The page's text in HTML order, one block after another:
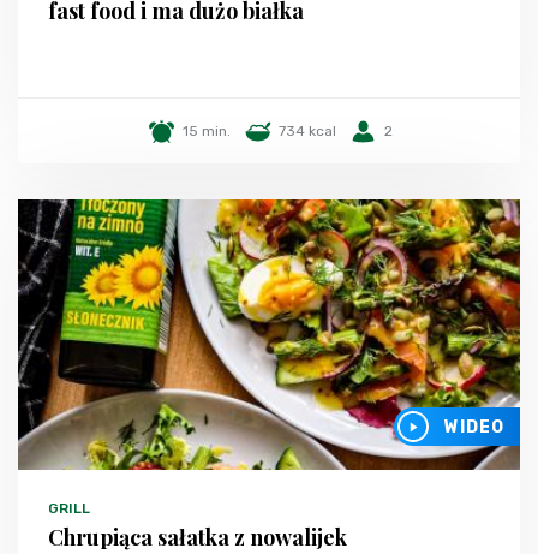
fast food i ma dużo białka
15 min. 734 kcal 2
WIDEO
GRILL
Chrupiąca sałatka z nowalijek